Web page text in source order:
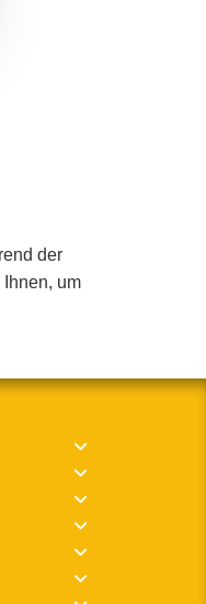
der
um